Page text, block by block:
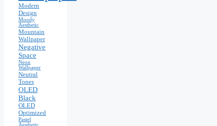
Modern
Design
Moody
Aesthetic
Mountain
Wallpaper
Negative
Space
Neon
Wallpaper
Neutral
Tones
OLED
Black
OLED
Optimized
Pastel
Aesthetic